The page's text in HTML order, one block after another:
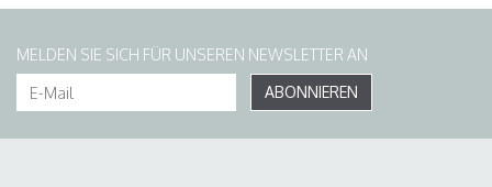
MELDEN SIE SICH FÜR UNSEREN NEWSLETTER AN
ABONNIEREN